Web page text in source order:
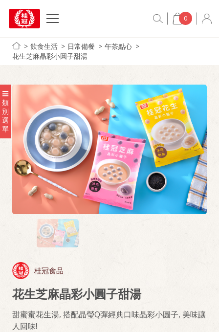
0
飲食生活 日常備餐
午茶點心
花生芝麻晶彩小圓子甜湯
類
別
選
單
桂冠食品
花生芝麻晶彩小圓子甜湯
甜蜜蜜花生湯, 搭配晶瑩Q彈經典口味晶彩小圓子, 美味讓
人回味!